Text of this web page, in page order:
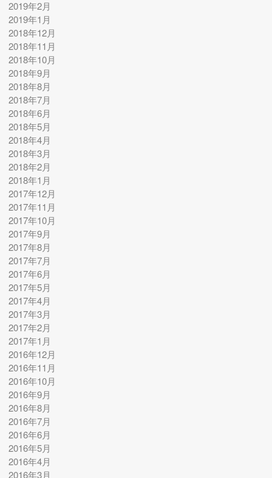
2019年2月
2019年1月
2018年12月
2018年11月
2018年10月
2018年9月
2018年8月
2018年7月
2018年6月
2018年5月
2018年4月
2018年3月
2018年2月
2018年1月
2017年12月
2017年11月
2017年10月
2017年9月
2017年8月
2017年7月
2017年6月
2017年5月
2017年4月
2017年3月
2017年2月
2017年1月
2016年12月
2016年11月
2016年10月
2016年9月
2016年8月
2016年7月
2016年6月
2016年5月
2016年4月
2016年3月